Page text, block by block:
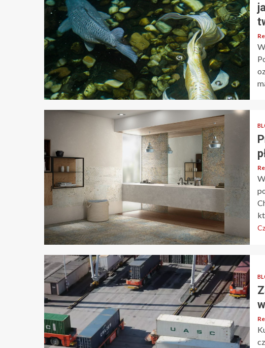
4 min odczytu
4 min odczytu